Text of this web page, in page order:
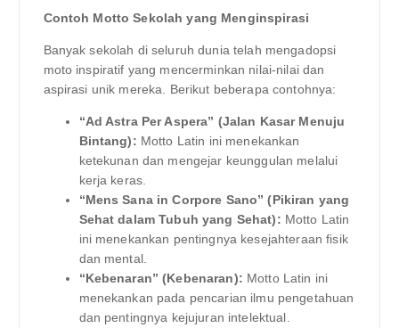
Contoh Motto Sekolah yang Menginspirasi
Banyak sekolah di seluruh dunia telah mengadopsi
moto inspiratif yang mencerminkan nilai-nilai dan
aspirasi unik mereka. Berikut beberapa contohnya:
“Ad Astra Per Aspera” (Jalan Kasar Menuju
Bintang): Motto Latin ini menekankan
ketekunan dan mengejar keunggulan melalui
kerja keras.
“Mens Sana in Corpore Sano” (Pikiran yang
Sehat dalam Tubuh yang Sehat): Motto Latin
ini menekankan pentingnya kesejahteraan fisik
dan mental.
“Kebenaran” (Kebenaran): Motto Latin ini
menekankan pada pencarian ilmu pengetahuan
dan pentingnya kejujuran intelektual.